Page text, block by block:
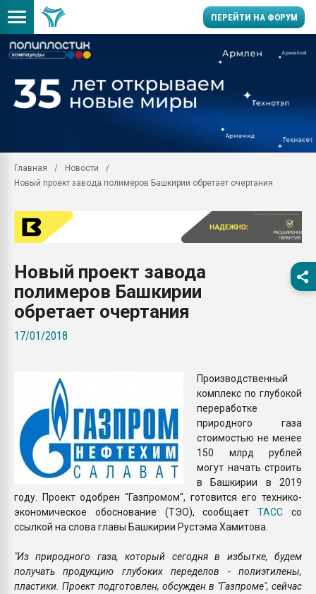
ПЕРЕЙТИ НА ФОРУМ
производство SPC
заводу пластмасс"
Подмосковье, Москва
28.07.2026
28.07.2026
ПЕРЕЙТИ НА
Главная
Новости
Новый проект завода полимеров Башкирии обретает очертания
Новый проект завода
полимеров Башкирии
обретает очертания
17/01/2018
Производственный
комплекс по глубокой
переработке
природного газа
стоимостью не менее
150 млрд рублей
могут начать строить
в Башкирии в 2019
году. Проект одобрен "Газпромом", готовится его технико-
экономическое обоснование (ТЭО), сообщаетТАСС со
ссылкой на слова главы Башкирии Рустэма Хамитова.
"Из природного газа, который сегодня в избытке, будем
получать продукцию глубоких переделов - полиэтилены,
пластики. Проект подготовлен, обсужден в "Газпроме", сейчас